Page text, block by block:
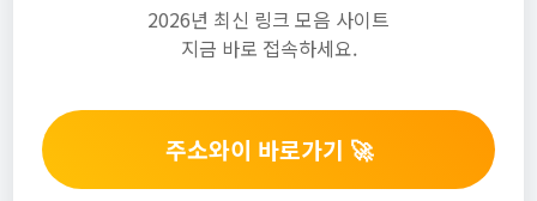
2026년 최신 링크 모음 사이트
지금 바로 접속하세요.
주소와이 바로가기 🚀